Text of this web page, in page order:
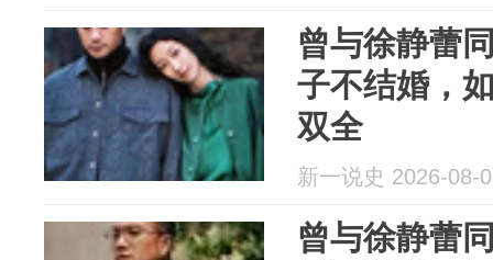
曾与徐静蕾
子不结婚，
双全
新一说史 2026-08-
曾与徐静蕾